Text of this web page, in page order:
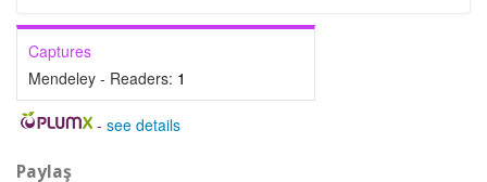
Captures
Mendeley - Readers: 1
- see details
Paylaş